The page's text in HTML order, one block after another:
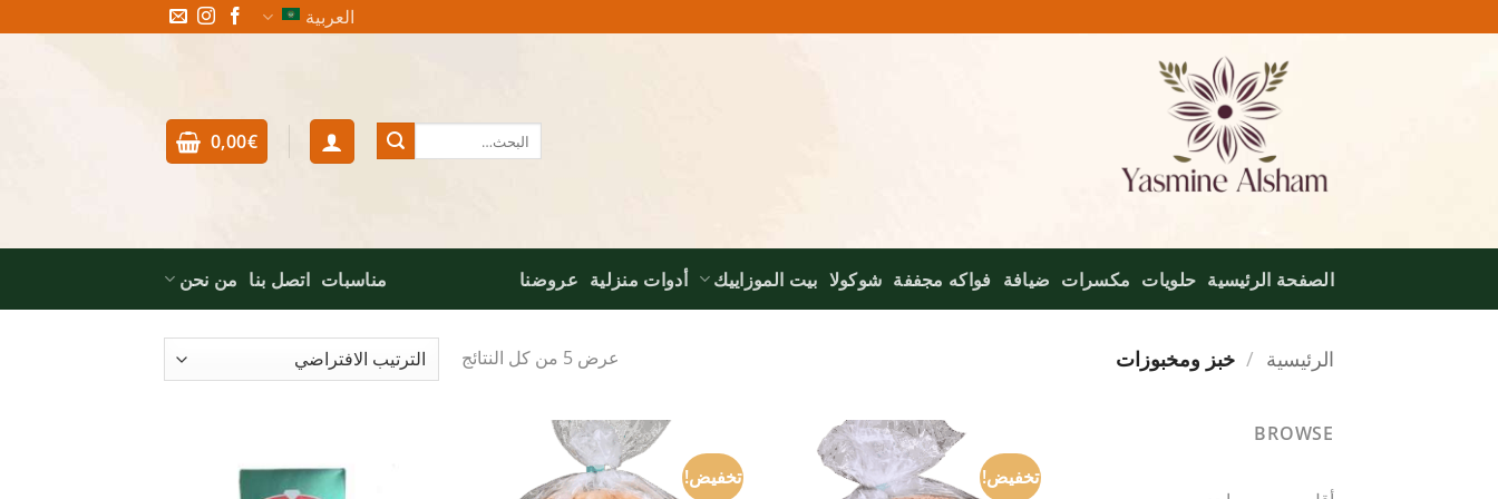
للمحتوى
العربية
البحث
عن:
0,00€
الصفحة الرئيسية حلويات مكسرات ضيافة فواكه مجففة شوكولا بيت الموزاييك أدوات منزلية عروضنا مناسبات اتصل بنا من نحن
الرئيسية / خبز ومخبوزات عرض ⁦5⁩ من كل النتائج
BROWSE
تخفيض! تخفيض!